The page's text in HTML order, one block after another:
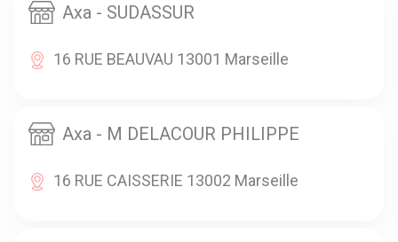
Axa - SUDASSUR
16 RUE BEAUVAU 13001 Marseille
Axa - M DELACOUR PHILIPPE
16 RUE CAISSERIE 13002 Marseille